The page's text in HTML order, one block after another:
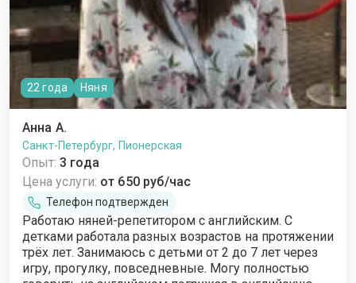
22 года Няня
Анна А.
Санкт-Петербург, Пионерская
Опыт: 3 года
Цена услуги: от 650 руб/час
Телефон подтвержден
Работаю няней-репетитором с английским. С
детками работала разных возрастов на протяжении
трёх лет. Занимаюсь с детьми от 2 до 7 лет через
игру, прогулку, повседневные. Могу полностью